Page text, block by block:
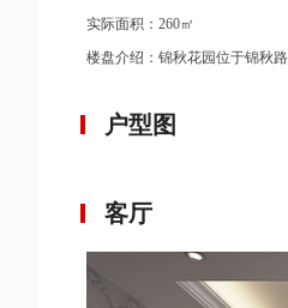
实际面积：260㎡
楼盘介绍：锦秋花园位于锦秋
户型图
客厅